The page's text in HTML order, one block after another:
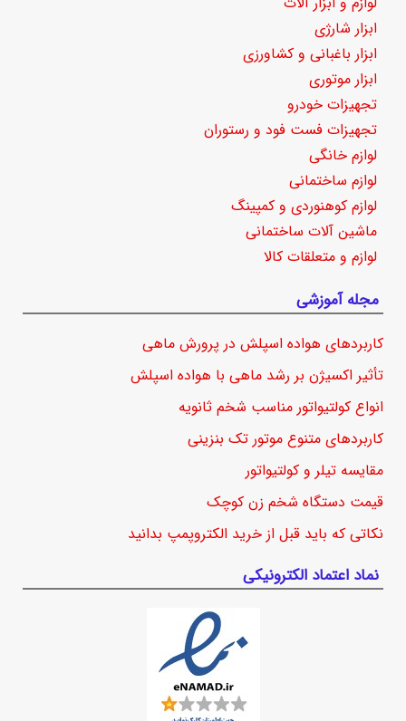
ابزار شارژی
ابزار باغبانی و کشاورزی
ابزار موتوری
تجهیزات خودرو
تجهیزات فست فود و رستوران
لوازم خانگی
لوازم ساختمانی
لوازم کوهنوردی و کمپینگ
ماشین آلات ساختمانی
لوازم و متعلقات کالا
مجله آموزشی
کاربردهای هواده اسپلش در پرورش ماهی
تأثیر اکسیژن بر رشد ماهی با هواده اسپلش
انواع کولتیواتور مناسب شخم ثانویه
کاربردهای متنوع موتور تک بنزینی
مقایسه تیلر و کولتیواتور
قیمت دستگاه شخم زن کوچک
نکاتی که باید قبل از خرید الکتروپمپ بدانید
نماد اعتماد الکترونیکی